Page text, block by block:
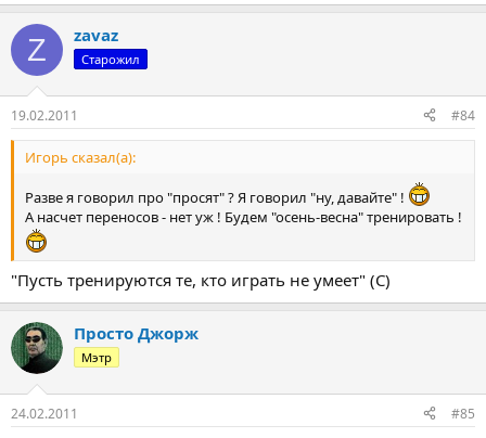
Z zavaz
Старожил
19.02.2011 #84
Игорь сказал(а):
Разве я говорил про "просят" ? Я говорил "ну, давайте" !
А насчет переносов - нет уж ! Будем "осень-весна" тренировать !
"Пусть тренируются те, кто играть не умеет" (С)
Просто Джорж
Мэтр
24.02.2011 #85